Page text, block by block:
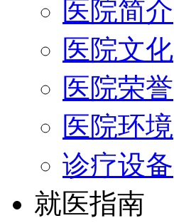
医院简介
医院文化
医院荣誉
医院环境
诊疗设备
就医指南